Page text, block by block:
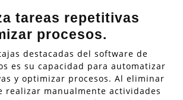
tareas repetitivas
procesos.
destacadas del software de
es su capacidad para automatizar
y optimizar procesos. Al eliminar
realizar manualmente actividades